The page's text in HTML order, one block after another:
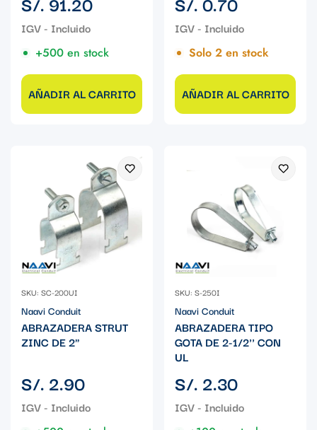
regular
+500 en stock
AÑADIR AL CARRITO
regular
Solo 2 en stock
AÑADIR AL CARRITO
SKU: SC-200UI
Naavi Conduit
ABRAZADERA STRUT
ZINC DE 2"
Precio
regular
S/. 2.90
SKU: S-250I
Naavi Conduit
ABRAZADERA TIPO
GOTA DE 2-1/2'' CON
UL
Precio
regular
S/. 2.30